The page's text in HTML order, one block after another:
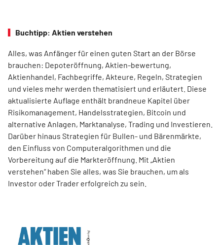
Buchtipp: Aktien verstehen
Alles, was Anfänger für einen guten Start an der Börse
brauchen: Depoteröffnung, Aktien-­bewertung,
Aktienhandel, Fachbegriffe, Akteure, Regeln, Strategien
und vieles mehr werden thematisiert und erläutert. Diese
aktualisierte Auflage enthält brandneue Kapitel über
Risikomanagement, Handelsstrategien, Bitcoin und
alternative Anlagen, Marktanalyse, Trading und Investieren.
Darüber hinaus Strategien für Bullen- und Bärenmärkte,
den Einfluss von ­Computeralgorithmen und die
Vorbereitung auf die Markteröffnung. Mit „Aktien
verstehen“ haben Sie alles, was Sie brauchen, um als
Investor oder Trader erfolgreich zu sein.